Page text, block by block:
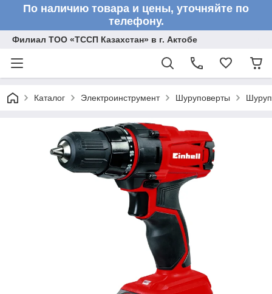
По наличию товара и цены, уточняйте по
телефону.
Филиал ТОО «ТССП Казахстан» в г. Актобе
Каталог Электроинструмент Шуруповерты